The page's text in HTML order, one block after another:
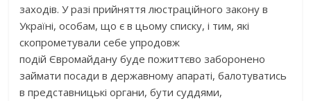
заходів. У разі прийняття люстраційного закону в
Україні, особам, що є в цьому списку, і тим, які
скопрометували себе упродовж
подій Євромайдану буде пожиттєво заборонено
займати посади в державному апараті, балотуватись
в представницькі органи, бути суддями,